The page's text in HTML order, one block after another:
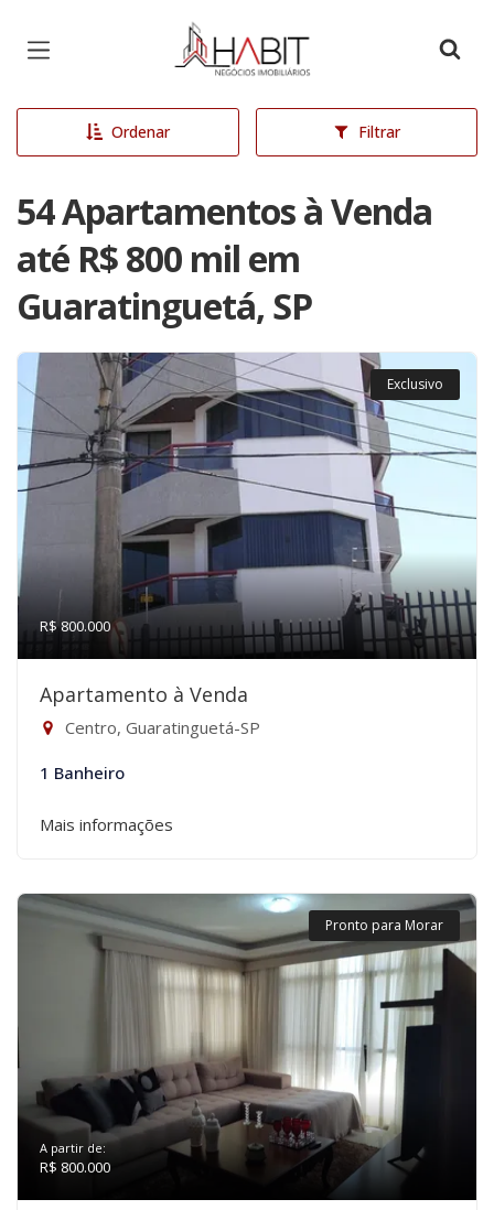
Página inicial
Ordenar Filtrar
54 Apartamentos à Venda
até R$ 800 mil em
Guaratinguetá, SP
Exclusivo
R$ 800.000
Apartamento à Venda
Centro, Guaratinguetá-SP
1 Banheiro
Mais informações
Pronto para Morar
A partir de:
R$ 800.000